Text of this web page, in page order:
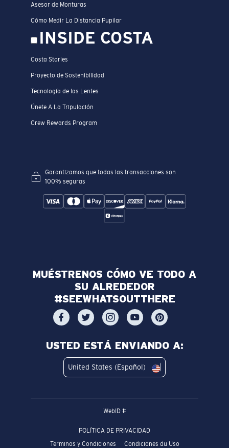
Asesor de Monturas
Cómo Medir La Distancia Pupilar
INSIDE COSTA
Costa Stories
Proyecto de Sostenibilidad
Tecnología de las Lentes
Únete A La Tripulación
Crew Rewards Program
Garantizamos que todas las transacciones son
100% seguras
MUÉSTRENOS CÓMO VE TODO A
SU ALREDEDOR
#SEEWHATSOUTTHERE
USTED ESTÁ ENVIANDO A:
United States (Español)
WebID #
POLÍTICA DE PRIVACIDAD
Terminos y Condiciones
Condiciones du Uso